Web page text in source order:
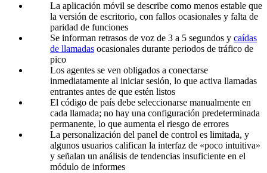
La aplicación móvil se describe como menos estable que
la versión de escritorio, con fallos ocasionales y falta de
paridad de funciones
Se informan retrasos de voz de 3 a 5 segundos y caídas
de llamadas ocasionales durante periodos de tráfico de
pico
Los agentes se ven obligados a conectarse
inmediatamente al iniciar sesión, lo que activa llamadas
entrantes antes de que estén listos
El código de país debe seleccionarse manualmente en
cada llamada; no hay una configuración predeterminada
permanente, lo que aumenta el riesgo de errores
La personalización del panel de control es limitada, y
algunos usuarios califican la interfaz de «poco intuitiva»
y señalan un análisis de tendencias insuficiente en el
módulo de informes